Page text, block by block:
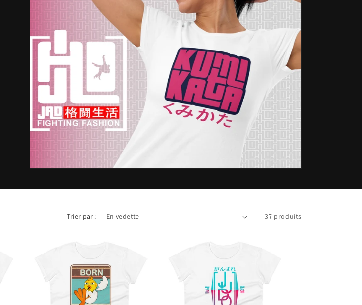
Trier par : 37 produits